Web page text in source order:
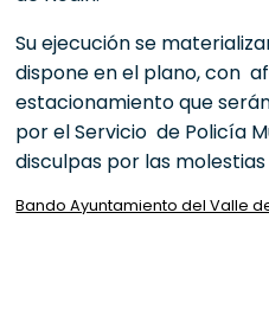
Su ejecución se
dispone en el plano, con
estacionamiento que
por el Servicio de Policía
disculpas por las
Bando Ayuntamiento del Valle